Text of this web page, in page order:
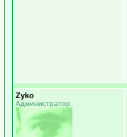
Zyko
Администратор